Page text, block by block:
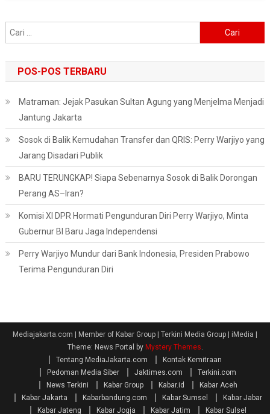
untuk:
POS-POS TERBARU
Matraman: Jejak Pasukan Sultan Agung yang Menjelma Menjadi
Jantung Jakarta
Sosok di Balik Kemudahan Transfer dan QRIS: Perry Warjiyo yang
Jarang Disadari Publik
BARU TERUNGKAP! Siapa Sebenarnya Sosok di Balik Dorongan
Perang AS–Iran?
Komisi XI DPR Hormati Pengunduran Diri Perry Warjiyo, Minta
Gubernur BI Baru Jaga Independensi
Perry Warjiyo Mundur dari Bank Indonesia, Presiden Prabowo
Terima Pengunduran Diri
Mediajakarta.com | Member of Kabar Group | Terkini Media Group | iMedia
Theme: News Portal by Mystery Themes.
Tentang MediaJakarta.com
Kontak Kemitraan
Pedoman Media Siber
Jaktimes.com
Terkini.com
News Terkini
Kabar Group Kabar.id
Kabar Aceh
Kabar Jakarta
Kabarbandung.com Kabar Sumsel
Kabar Jabar
Kabar Jateng
Kabar Jogja Kabar Jatim Kabar Sulsel